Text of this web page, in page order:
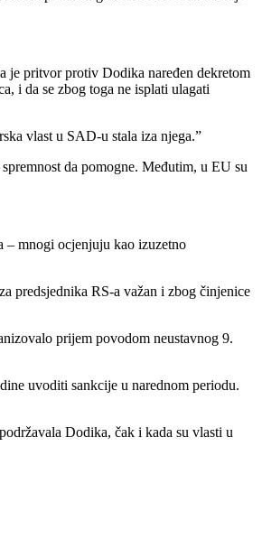
je pritvor protiv Dodika naređen dekretom
i da se zbog toga ne isplati ulagati
vlast u SAD-u stala iza njega.”
da pomogne. Međutim, u EU su
– mnogi ocjenjuju kao izuzetno
predsjednika RS-a važan i zbog činjenice
prijem povodom neustavnog 9.
uvoditi sankcije u narednom periodu.
Dodika, čak i kada su vlasti u